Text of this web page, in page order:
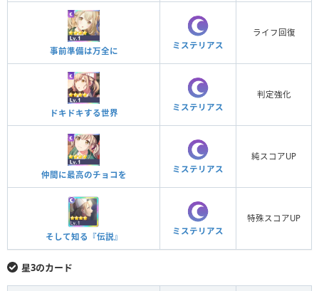
事前準備は万全に
ミステリアス
ライフ回復
ドキドキする世界
ミステリアス
判定強化
仲間に最高のチョコを
ミステリアス
純スコアUP
そして知る『伝説』
ミステリアス
特殊スコアUP
星3のカード